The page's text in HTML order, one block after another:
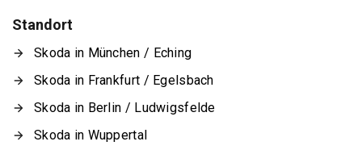
Standort
Skoda in München / Eching
Skoda in Frankfurt / Egelsbach
Skoda in Berlin / Ludwigsfelde
Skoda in Wuppertal